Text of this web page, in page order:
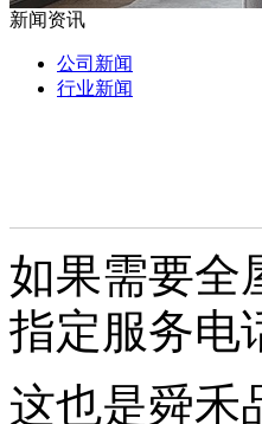
新闻资讯
公司新闻
行业新闻
如果需要全
指定服务电
这也是舜禾